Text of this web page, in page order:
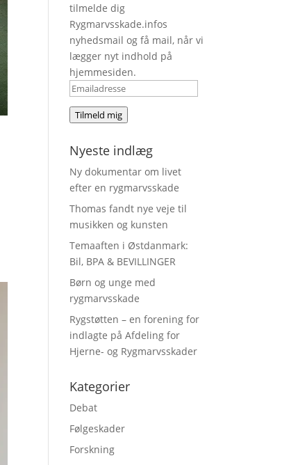
tilmelde dig
Rygmarvsskade.infos
nyhedsmail og få mail, når vi
lægger nyt indhold på
hjemmesiden.
Emailadresse
Tilmeld mig
Nyeste indlæg
Ny dokumentar om livet
efter en rygmarvsskade
Thomas fandt nye veje til
musikken og kunsten
Temaaften i Østdanmark:
Bil, BPA & BEVILLINGER
Børn og unge med
rygmarvsskade
Rygstøtten – en forening for
indlagte på Afdeling for
Hjerne- og Rygmarvsskader
Kategorier
Debat
Følgeskader
Forskning